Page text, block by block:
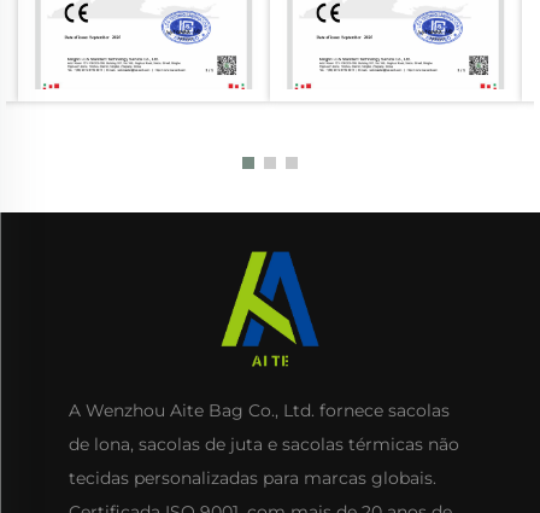
A Wenzhou Aite Bag Co., Ltd. fornece sacolas
de lona, sacolas de juta e sacolas térmicas não
tecidas personalizadas para marcas globais.